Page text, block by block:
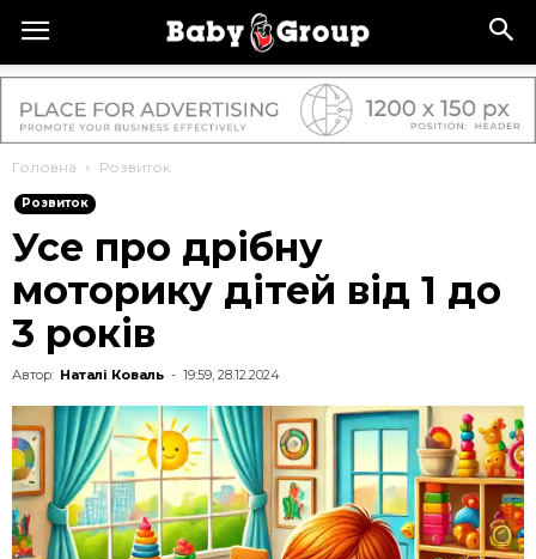
Головна Розвиток
Розвиток
Усе про дрібну
моторику дітей від 1 до
3 років
Автор: Наталі Коваль - 19:59, 28.12.2024